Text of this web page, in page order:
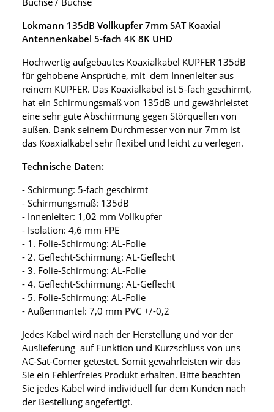
Lokmann 135dB Vollkupfer 7mm SAT Koaxial
Antennenkabel 5-fach 4K 8K UHD
Hochwertig aufgebautes Koaxialkabel KUPFER 135dB
für gehobene Ansprüche, mit dem Innenleiter aus
reinem KUPFER. Das Koaxialkabel ist 5-fach geschirmt,
hat ein Schirmungsmaß von 135dB und gewährleistet
eine sehr gute Abschirmung gegen Störquellen von
außen. Dank seinem Durchmesser von nur 7mm ist
das Koaxialkabel sehr flexibel und leicht zu verlegen.
Technische Daten:
- Schirmung: 5-fach geschirmt
- Schirmungsmaß: 135dB
- Innenleiter: 1,02 mm Vollkupfer
- Isolation: 4,6 mm FPE
- 1. Folie-Schirmung: AL-Folie
- 2. Geflecht-Schirmung: AL-Geflecht
- 3. Folie-Schirmung: AL-Folie
- 4. Geflecht-Schirmung: AL-Geflecht
- 5. Folie-Schirmung: AL-Folie
- Außenmantel: 7,0 mm PVC +/-0,2
Jedes Kabel wird nach der Herstellung und vor der
Auslieferung auf Funktion und Kurzschluss von uns
AC-Sat-Corner getestet. Somit gewährleisten wir das
Sie ein Fehlerfreies Produkt erhalten. Bitte beachten
Sie jedes Kabel wird individuell für dem Kunden nach
der Bestellung angefertigt.